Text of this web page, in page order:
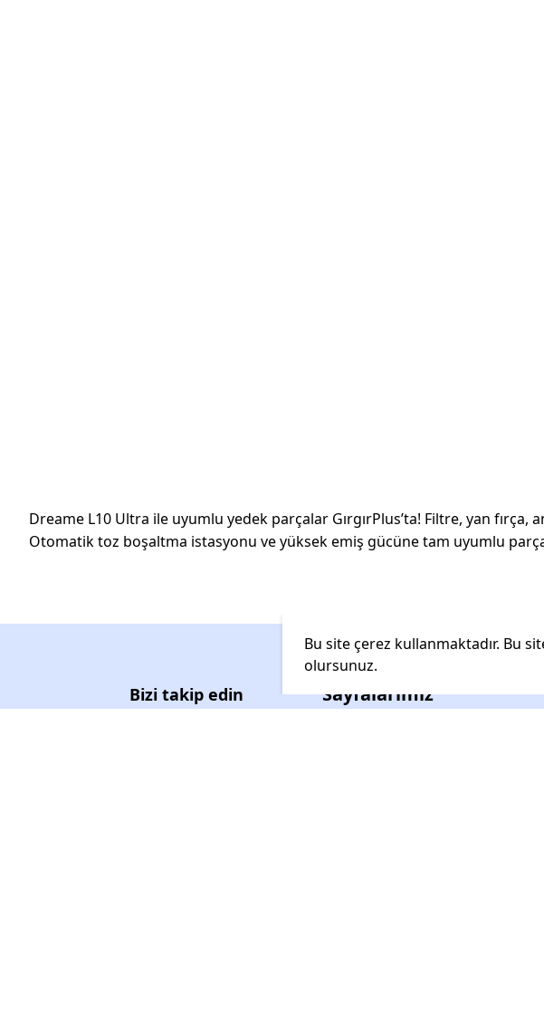
Bu site çerez kullanmaktadır. Bu
olursunuz.
Dreame L10 Ultra ile uyumlu yedek parçalar GırgırPlus’ta! Filtre, yan
Otomatik toz boşaltma istasyonu ve yüksek emiş gücüne tam uyumlu
Bizi takip edin Sayfalarımız